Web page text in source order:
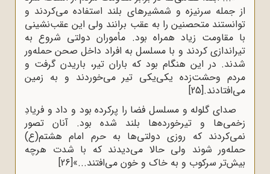
از جمله سرنیزه و شمشیرهاى بلند استفاده مى‌کردند و
توانستند متحصنین را به عقب برانند ولى این عقب‌نشینى
با مقاومت زیاد همراه بود. مأموران دولتی شروع به
تیراندازى کردند و با مسلسل به افراد داخل صحن حمله‌ور
شدند. در این هنگام بود که باران تیر، باریدن گرفت و
مردم وحشت‌زده یکى‌یکى تیر مى‌خوردند و به زمین
مى‌افتادند.[25]
صداى گلوله و مسلسل فضا را پرکرده بود و داد و فریادِ
زخمى‌ها و تیرخورده‌ها بلند شده بود. آنان تصور
نمى‌کردند که روزى دولتى‌ها به حرم امام هشتم(ع)
حمله‌ور شوند ولى حالا مى‌دیدند که با شدت هرچه
بیش‌تر سرکوب و به خاک و خون مى‌افتند...»[26]